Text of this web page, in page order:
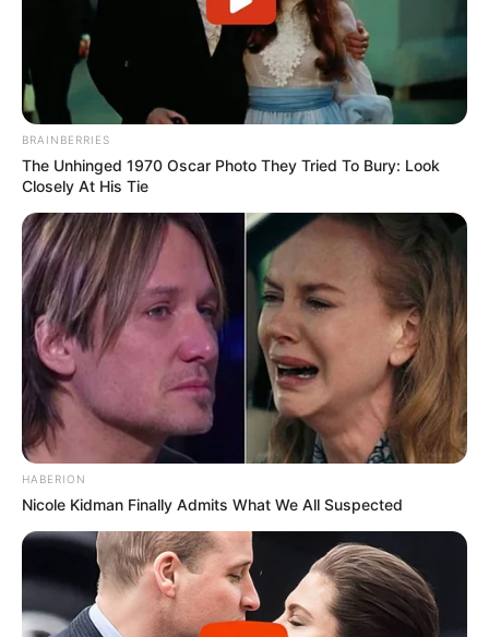
BRAINBERRIES
The Unhinged 1970 Oscar Photo They Tried To Bury: Look
Closely At His Tie
HABERION
Nicole Kidman Finally Admits What We All Suspected